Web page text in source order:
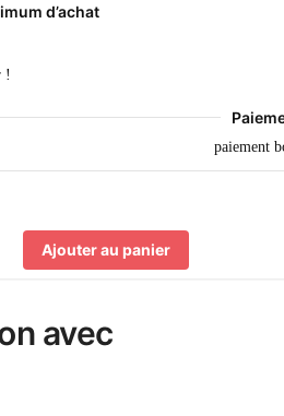
d’achat
!
Ajouter au panier
avec